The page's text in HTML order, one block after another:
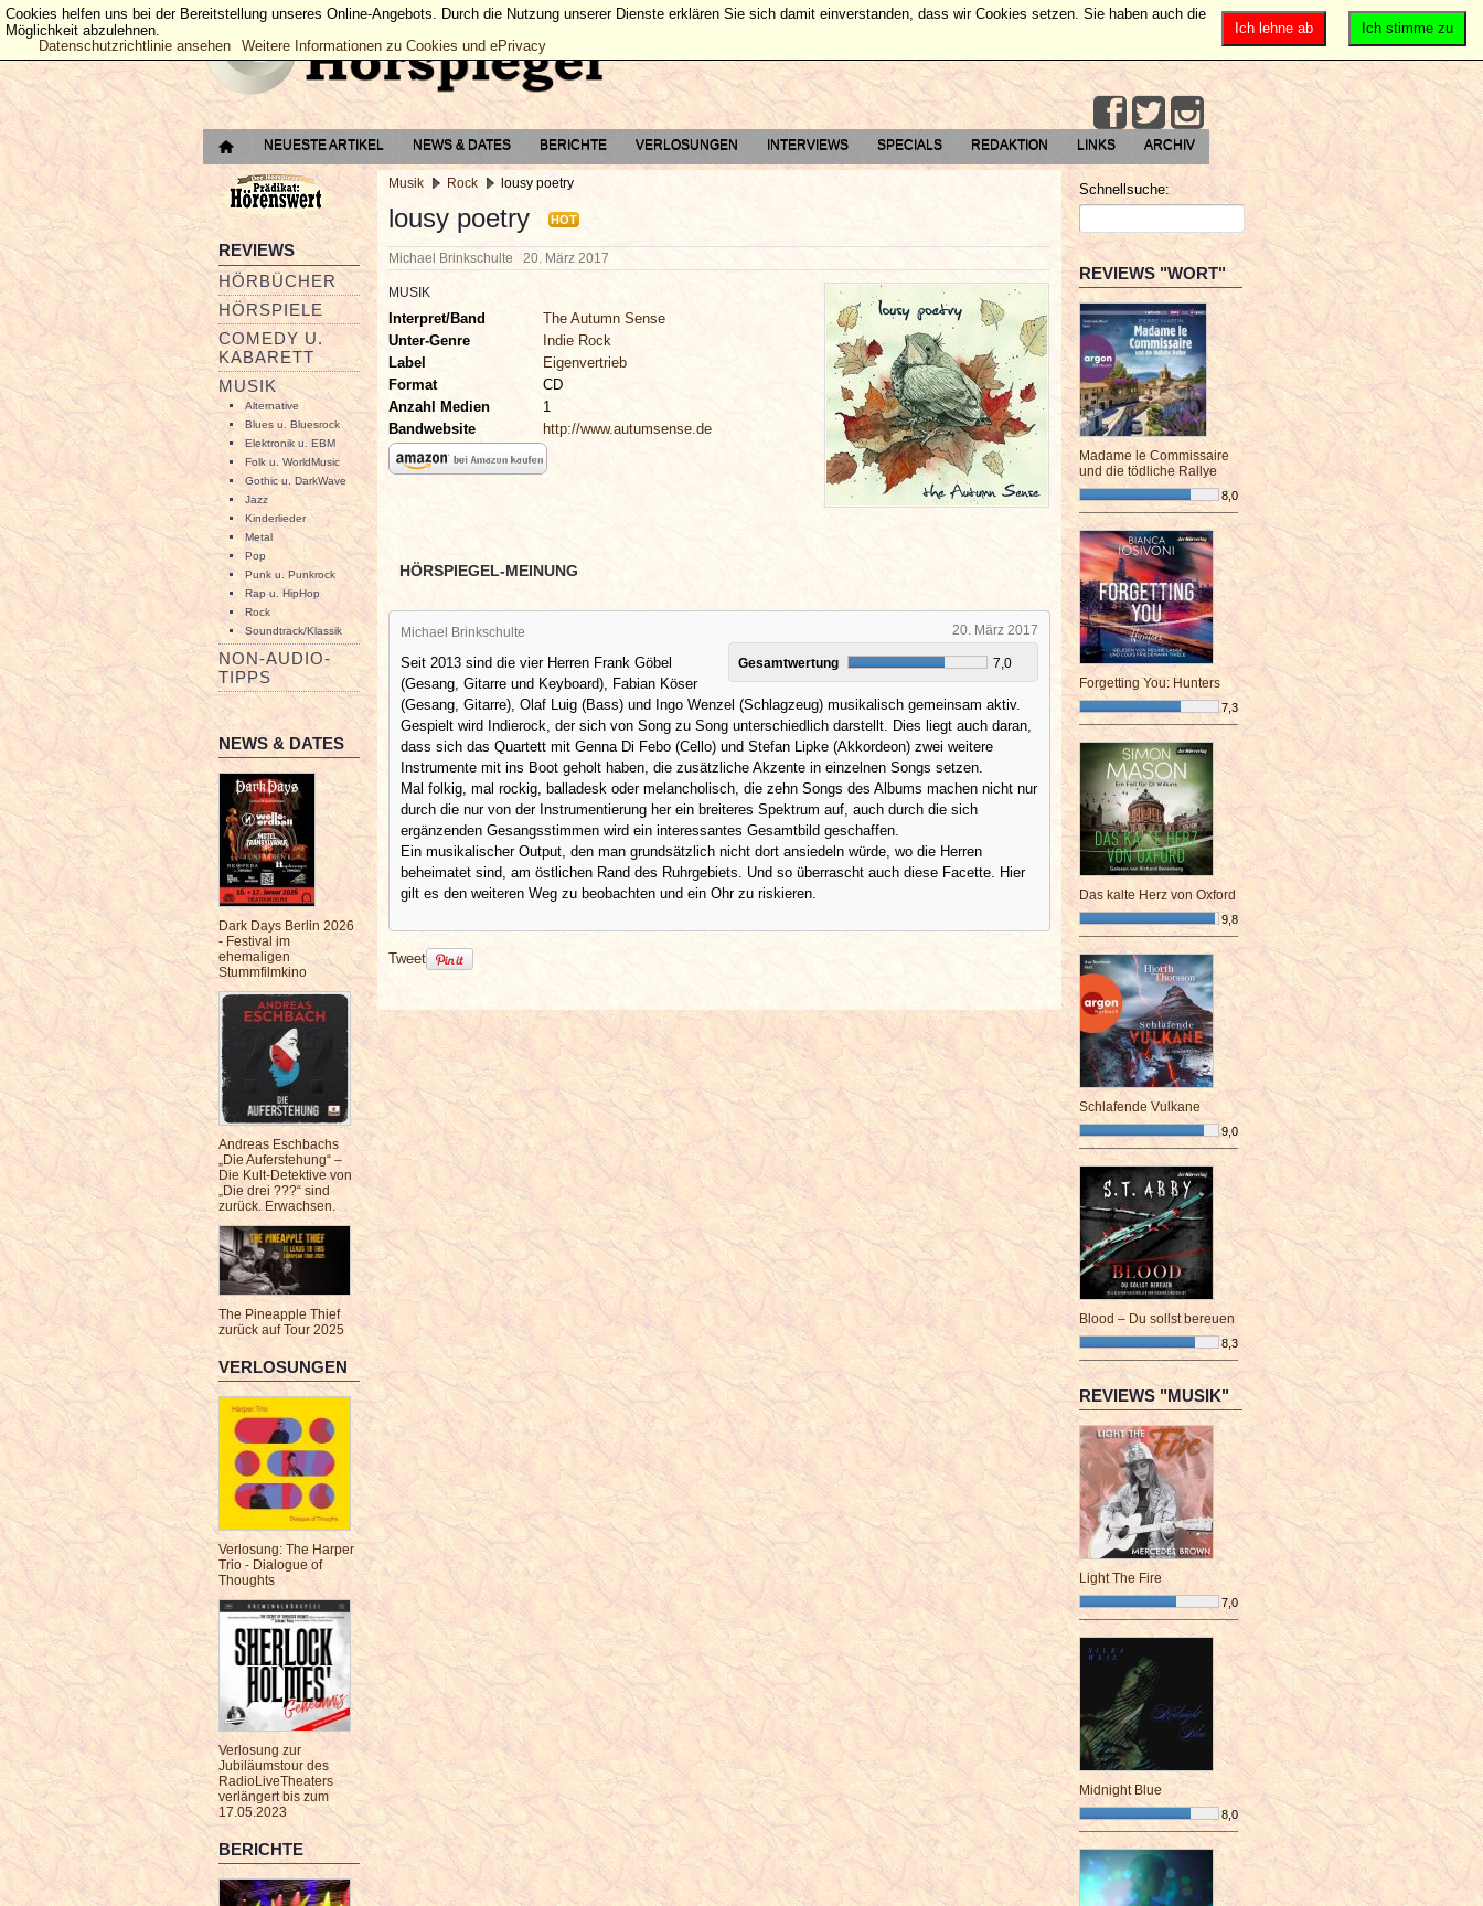
NEUESTE ARTIKEL NEWS & DATES BERICHTE VERLOSUNGEN INTERVIEWS SPECIALS REDAKTION LINKS ARCHIV
REVIEWS
HÖRBÜCHER
HÖRSPIELE
COMEDY U.
KABARETT
MUSIK
Alternative
Blues u. Bluesrock
Elektronik u. EBM
Folk u. WorldMusic
Gothic u. DarkWave
Jazz
Kinderlieder
Metal
Pop
Punk u. Punkrock
Rap u. HipHop
Rock
Soundtrack/Klassik
NON-AUDIO-
TIPPS
NEWS & DATES
Dark Days Berlin 2026
- Festival im
ehemaligen
Stummfilmkino
Andreas Eschbachs
„Die Auferstehung“ –
Die Kult-Detektive von
„Die drei ???“ sind
zurück. Erwachsen.
The Pineapple Thief
zurück auf Tour 2025
VERLOSUNGEN
Verlosung: The Harper
Trio - Dialogue of
Thoughts
Verlosung zur
Jubiläumstour des
RadioLiveTheaters
verlängert bis zum
17.05.2023
BERICHTE
Musik Rock lousy poetry
lousy poetry HOT
Michael Brinkschulte 20. März 2017
MUSIK
Interpret/Band
The Autumn Sense
Unter-Genre
Indie Rock
Label
Eigenvertrieb
Format
CD
Anzahl Medien
1
Bandwebsite
http://www.autumsense.de
HÖRSPIEGEL-MEINUNG
20. März 2017
Michael Brinkschulte
Gesamtwertung 7,0
Seit 2013 sind die vier Herren Frank Göbel
(Gesang, Gitarre und Keyboard), Fabian Köser
(Gesang, Gitarre), Olaf Luig (Bass) und Ingo Wenzel (Schlagzeug) musikalisch gemeinsam aktiv.
Gespielt wird Indierock, der sich von Song zu Song unterschiedlich darstellt. Dies liegt auch daran,
dass sich das Quartett mit Genna Di Febo (Cello) und Stefan Lipke (Akkordeon) zwei weitere
Instrumente mit ins Boot geholt haben, die zusätzliche Akzente in einzelnen Songs setzen.
Mal folkig, mal rockig, balladesk oder melancholisch, die zehn Songs des Albums machen nicht nur
durch die nur von der Instrumentierung her ein breiteres Spektrum auf, auch durch die sich
ergänzenden Gesangsstimmen wird ein interessantes Gesamtbild geschaffen.
Ein musikalischer Output, den man grundsätzlich nicht dort ansiedeln würde, wo die Herren
beheimatet sind, am östlichen Rand des Ruhrgebiets. Und so überrascht auch diese Facette. Hier
gilt es den weiteren Weg zu beobachten und ein Ohr zu riskieren.
Tweet
Schnellsuche:
REVIEWS "WORT"
Madame le Commissaire
und die tödliche Rallye
8,0
¯¯¯¯¯¯¯¯¯¯¯¯¯¯¯¯¯¯¯¯¯¯¯¯
Forgetting You: Hunters
7,3
¯¯¯¯¯¯¯¯¯¯¯¯¯¯¯¯¯¯¯¯¯¯¯¯
Das kalte Herz von Oxford
9,8
¯¯¯¯¯¯¯¯¯¯¯¯¯¯¯¯¯¯¯¯¯¯¯¯
Schlafende Vulkane
9,0
¯¯¯¯¯¯¯¯¯¯¯¯¯¯¯¯¯¯¯¯¯¯¯¯
Blood – Du sollst bereuen
8,3
¯¯¯¯¯¯¯¯¯¯¯¯¯¯¯¯¯¯¯¯¯¯¯¯
REVIEWS "MUSIK"
Light The Fire
7,0
¯¯¯¯¯¯¯¯¯¯¯¯¯¯¯¯¯¯¯¯¯¯¯¯
Midnight Blue
8,0
¯¯¯¯¯¯¯¯¯¯¯¯¯¯¯¯¯¯¯¯¯¯¯¯
Ich stimme zu
Ich lehne ab
Cookies helfen uns bei der Bereitstellung unseres Online-Angebots. Durch die Nutzung unserer Dienste erklären Sie sich damit einverstanden, dass wir Cookies setzen. Sie haben auch die
Möglichkeit abzulehnen.
Datenschutzrichtlinie ansehen
Weitere Informationen zu Cookies und ePrivacy